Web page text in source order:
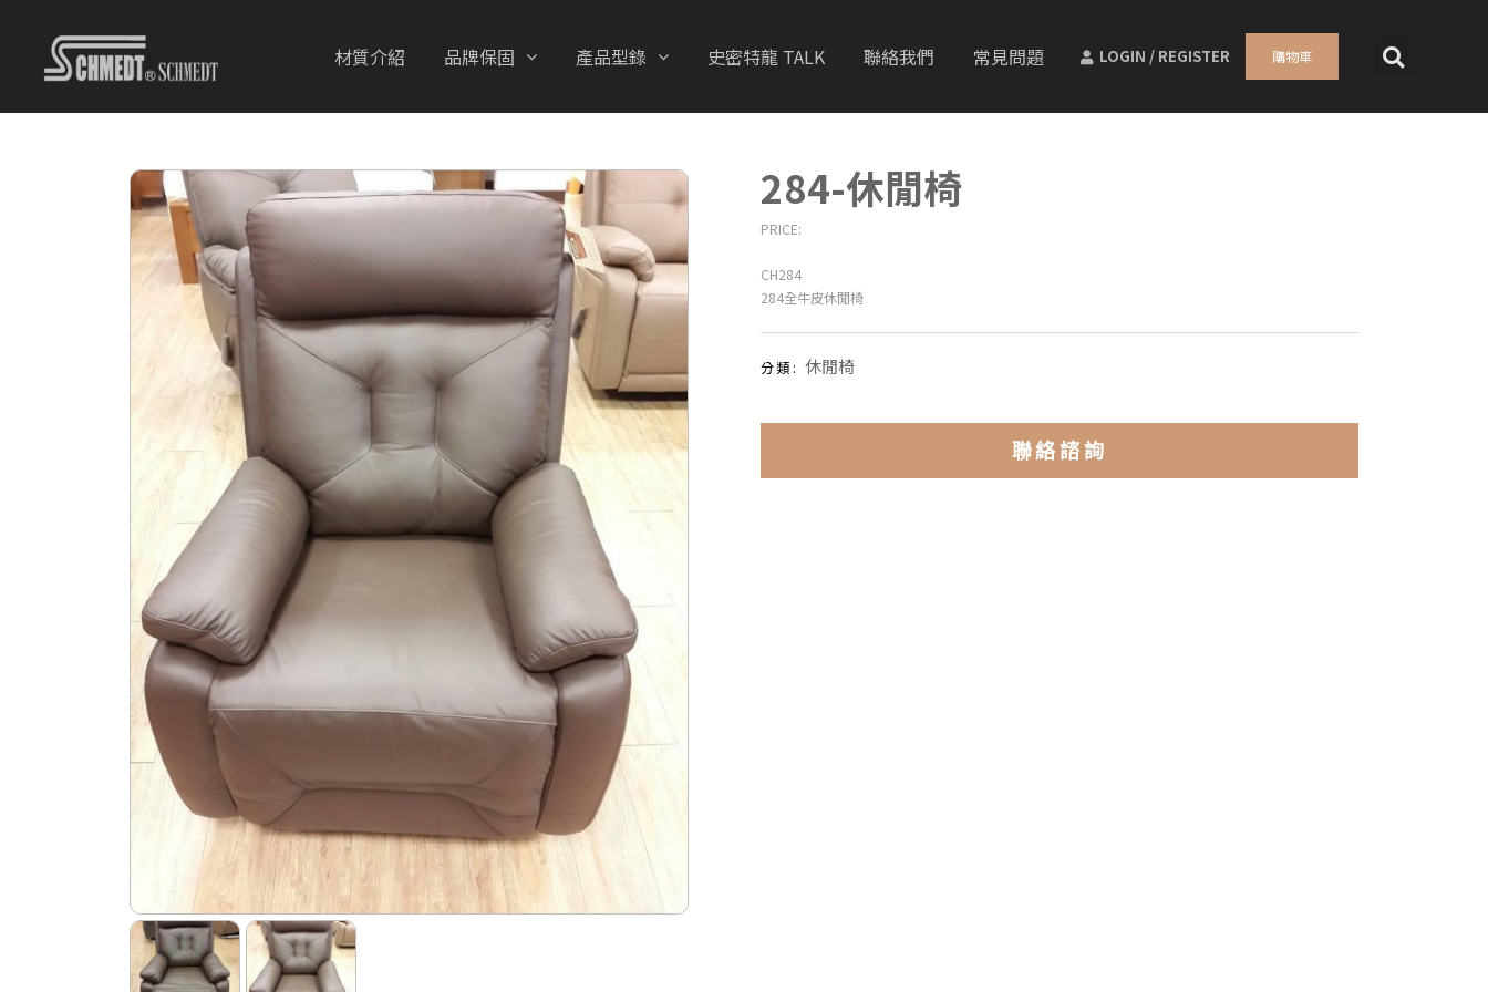
材質介紹 品牌保固 產品型錄 史密特龍 TALK 聯絡我們 常見問題 LOGIN / REGISTER 購物車
284-休閒椅
PRICE:
CH284
284全牛皮休閒椅
分類: 休閒椅
聯絡諮詢